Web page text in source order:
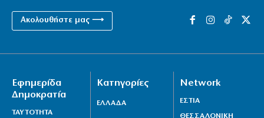
Ακολουθήστε μας ⟶
Εφημερίδα
Δημοκρατία
ΤΑΥΤΟΤΗΤΑ
Κατηγορίες
ΕΛΛΑΔΑ
Network
ΕΣΤΙΑ
ΘΕΣΣΑΛΟΝΙΚΗ